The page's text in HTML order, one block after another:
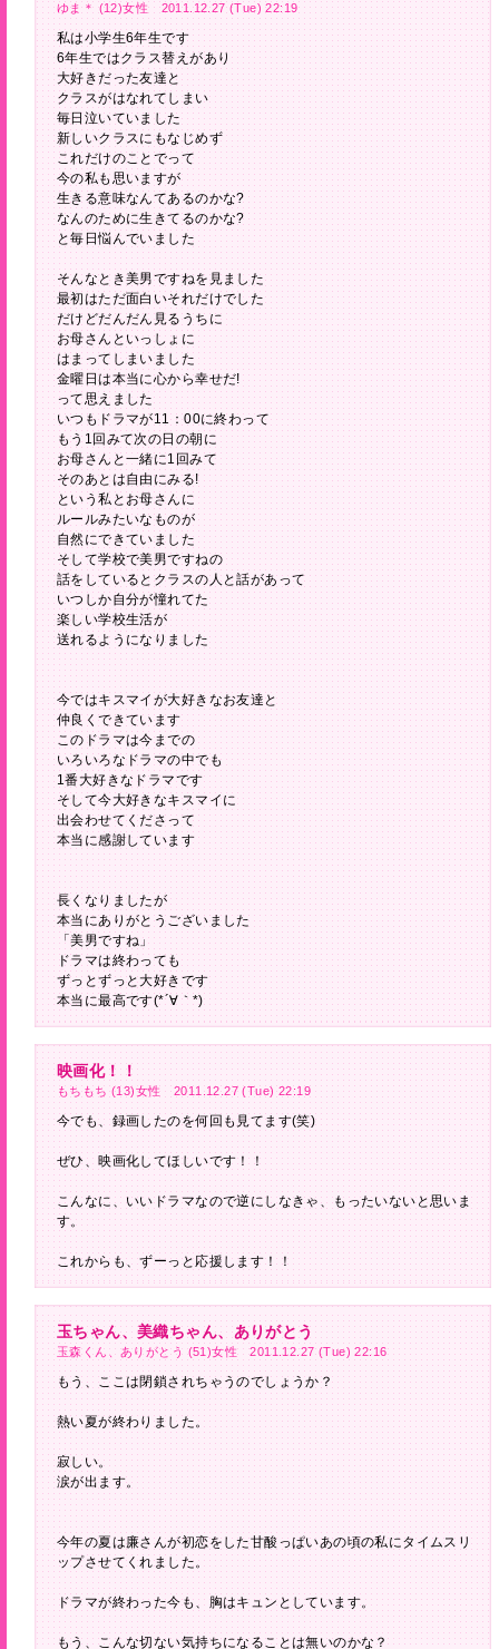
ゆま＊ (12)女性 2011.12.27 (Tue) 22:19
私は小学生6年生です
6年生ではクラス替えがあり
大好きだった友達と
クラスがはなれてしまい
毎日泣いていました
新しいクラスにもなじめず
これだけのことでって
今の私も思いますが
生きる意味なんてあるのかな?
なんのために生きてるのかな?
と毎日悩んでいました
そんなとき美男ですねを見ました
最初はただ面白いそれだけでした
だけどだんだん見るうちに
お母さんといっしょに
はまってしまいました
金曜日は本当に心から幸せだ!
って思えました
いつもドラマが11：00に終わって
もう1回みて次の日の朝に
お母さんと一緒に1回みて
そのあとは自由にみる!
という私とお母さんに
ルールみたいなものが
自然にできていました
そして学校で美男ですねの
話をしているとクラスの人と話があって
いつしか自分が憧れてた
楽しい学校生活が
送れるようになりました
今ではキスマイが大好きなお友達と
仲良くできています
このドラマは今までの
いろいろなドラマの中でも
1番大好きなドラマです
そして今大好きなキスマイに
出会わせてくださって
本当に感謝しています
長くなりましたが
本当にありがとうございました
「美男ですね」
ドラマは終わっても
ずっとずっと大好きです
本当に最高です(*´∀｀*)
映画化！！
もちもち (13)女性 2011.12.27 (Tue) 22:19
今でも、録画したのを何回も見てます(笑)
ぜひ、映画化してほしいです！！
こんなに、いいドラマなので逆にしなきゃ、もったいないと思いま
す。
これからも、ずーっと応援します！！
玉ちゃん、美織ちゃん、ありがとう
玉森くん、ありがとう (51)女性 2011.12.27 (Tue) 22:16
もう、ここは閉鎖されちゃうのでしょうか？
熱い夏が終わりました。
寂しい。
涙が出ます。
今年の夏は廉さんが初恋をした甘酸っぱいあの頃の私にタイムスリ
ップさせてくれました。
ドラマが終わった今も、胸はキュンとしています。
もう、こんな切ない気持ちになることは無いのかな？